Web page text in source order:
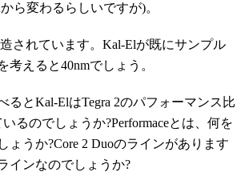
ら変わるらしいですが)。
造されています。Kal-Elが既にサンプル
考えると40nmでしょう。
るとKal-ElはTegra 2のパフォーマンス比
るのでしょうか?Performaceとは、何を
ょうか?Core 2 Duoのラインがあります
インなのでしょうか?